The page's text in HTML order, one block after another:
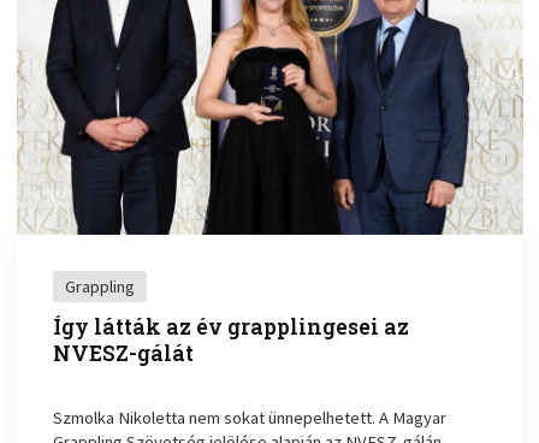
Grappling
Így látták az év grapplingesei az
NVESZ-gálát
Szmolka Nikoletta nem sokat ünnepelhetett. A Magyar